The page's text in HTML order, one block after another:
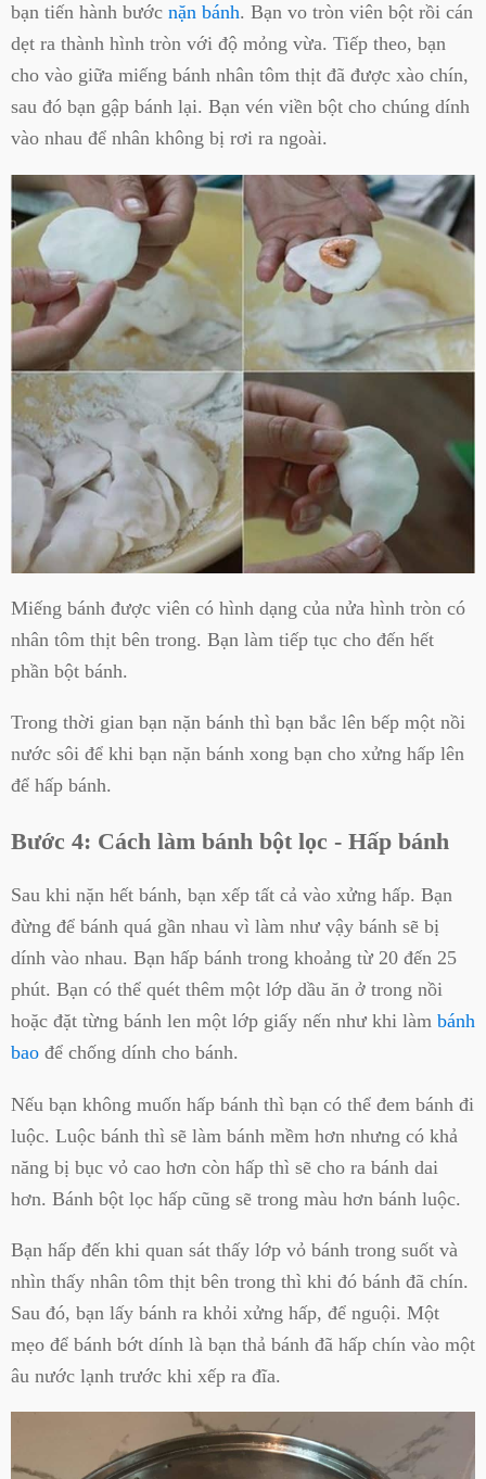
bạn tiến hành bước nặn bánh. Bạn vo tròn viên bột rồi cán
dẹt ra thành hình tròn với độ mỏng vừa. Tiếp theo, bạn
cho vào giữa miếng bánh nhân tôm thịt đã được xào chín,
sau đó bạn gập bánh lại. Bạn vén viền bột cho chúng dính
vào nhau để nhân không bị rơi ra ngoài.
Miếng bánh được viên có hình dạng của nửa hình tròn có
nhân tôm thịt bên trong. Bạn làm tiếp tục cho đến hết
phần bột bánh.
Trong thời gian bạn nặn bánh thì bạn bắc lên bếp một nồi
nước sôi để khi bạn nặn bánh xong bạn cho xửng hấp lên
để hấp bánh.
Bước 4: Cách làm bánh bột lọc - Hấp bánh
Sau khi nặn hết bánh, bạn xếp tất cả vào xửng hấp. Bạn
đừng để bánh quá gần nhau vì làm như vậy bánh sẽ bị
dính vào nhau. Bạn hấp bánh trong khoảng từ 20 đến 25
phút. Bạn có thể quét thêm một lớp dầu ăn ở trong nồi
hoặc đặt từng bánh len một lớp giấy nến như khi làm bánh
bao để chống dính cho bánh.
Nếu bạn không muốn hấp bánh thì bạn có thể đem bánh đi
luộc. Luộc bánh thì sẽ làm bánh mềm hơn nhưng có khả
năng bị bục vỏ cao hơn còn hấp thì sẽ cho ra bánh dai
hơn. Bánh bột lọc hấp cũng sẽ trong màu hơn bánh luộc.
Bạn hấp đến khi quan sát thấy lớp vỏ bánh trong suốt và
nhìn thấy nhân tôm thịt bên trong thì khi đó bánh đã chín.
Sau đó, bạn lấy bánh ra khỏi xửng hấp, để nguội. Một
mẹo để bánh bớt dính là bạn thả bánh đã hấp chín vào một
âu nước lạnh trước khi xếp ra đĩa.